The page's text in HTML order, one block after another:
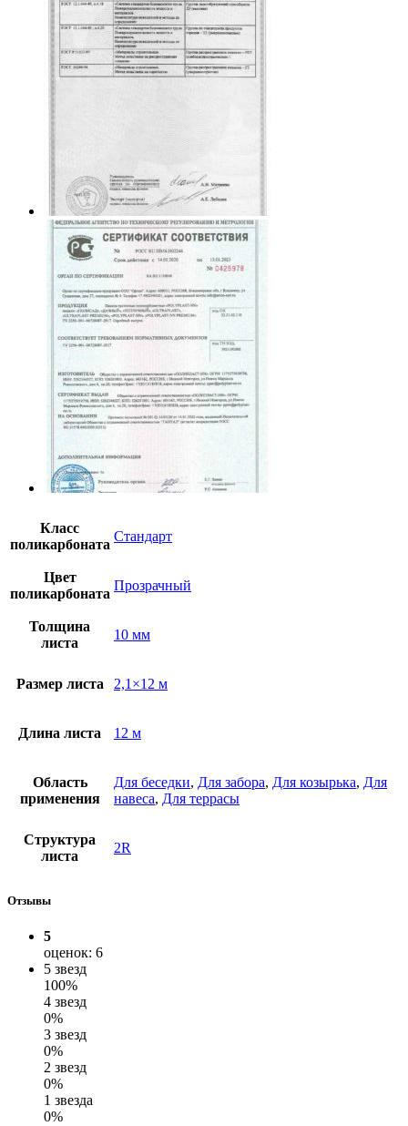
Класс
поликарбоната
Стандарт
Цвет
поликарбоната
Прозрачный
Толщина
листа
10 мм
Размер листа 2,1×12 м
Длина листа 12 м
Область
применения
Для беседки, Для забора, Для козырька, Для
навеса, Для террасы
Структура
листа
2R
Отзывы
5
оценок: 6
5 звезд
100%
4 звезд
0%
3 звезд
0%
2 звезд
0%
1 звезда
0%